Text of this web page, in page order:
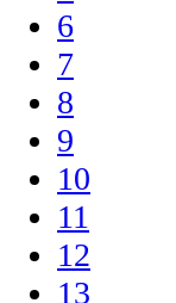
6
7
8
9
10
11
12
13